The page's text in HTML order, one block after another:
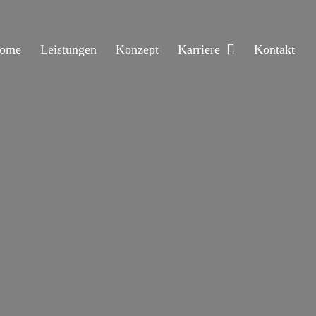
Leistungen Konzept Karriere Kontakt